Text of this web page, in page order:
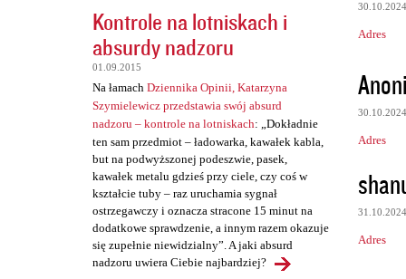
Kontrole na lotniskach i
absurdy nadzoru
01.09.2015
Na łamach Dziennika Opinii, Katarzyna
Szymielewicz przedstawia swój absurd
nadzoru – kontrole na lotniskach: „Dokładnie
ten sam przedmiot – ładowarka, kawałek kabla,
but na podwyższonej podeszwie, pasek,
kawałek metalu gdzieś przy ciele, czy coś w
kształcie tuby – raz uruchamia sygnał
ostrzegawczy i oznacza stracone 15 minut na
dodatkowe sprawdzenie, a innym razem okazuje
się zupełnie niewidzialny”. A jaki absurd
nadzoru uwiera Ciebie najbardziej?
30.10.2024
Adres
30.10.2024
Adres
31.10.2024
Adres